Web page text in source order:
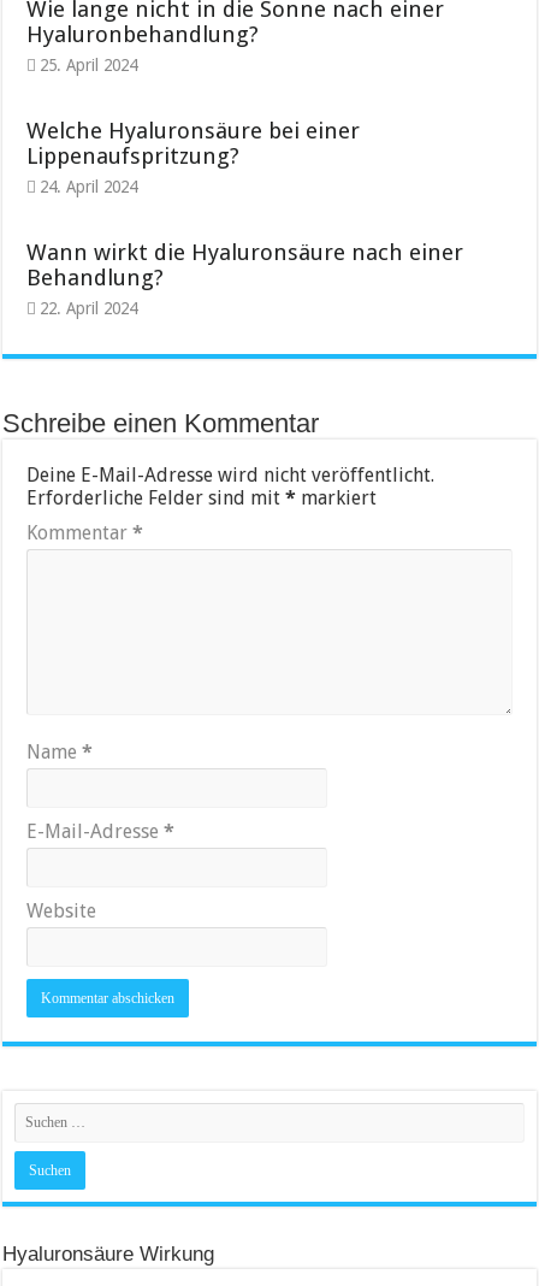
Wie lange nicht in die Sonne nach einer
Hyaluronbehandlung?
25. April 2024
Welche Hyaluronsäure bei einer
Lippenaufspritzung?
24. April 2024
Wann wirkt die Hyaluronsäure nach einer
Behandlung?
22. April 2024
Schreibe einen Kommentar
Deine E-Mail-Adresse wird nicht veröffentlicht.
Erforderliche Felder sind mit* markiert
Kommentar*
Name*
E-Mail-Adresse*
Website
Hyaluronsäure Wirkung